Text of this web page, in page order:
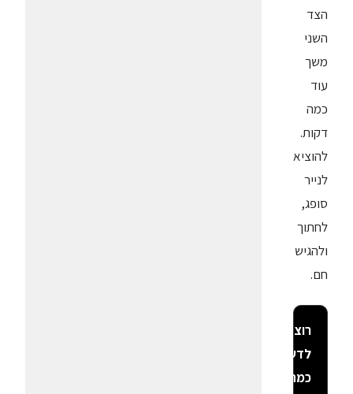
הצד
השני
משך
עוד
כמה
דקות.
להוציא
לנייר
סופג,
לחתוך
ולהגיש
חם.
רוצה
לדעת
כמה